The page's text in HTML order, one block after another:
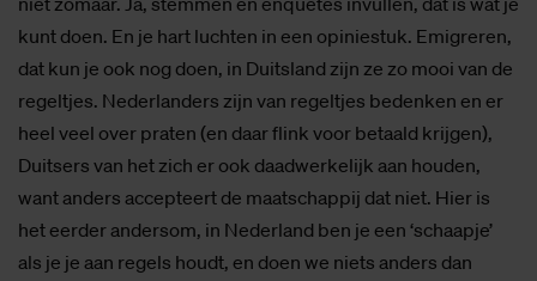
kunt doen. En je hart luchten in een opiniestuk. Emigreren,
dat kun je ook nog doen, in Duitsland zijn ze zo mooi van de
regeltjes. Nederlanders zijn van regeltjes bedenken en er
heel veel over praten (en daar flink voor betaald krijgen),
Duitsers van het zich er ook daadwerkelijk aan houden,
want anders accepteert de maatschappij dat niet. Hier is
het eerder andersom, in Nederland ben je een ‘schaapje’
als je je aan regels houdt, en doen we niets anders dan